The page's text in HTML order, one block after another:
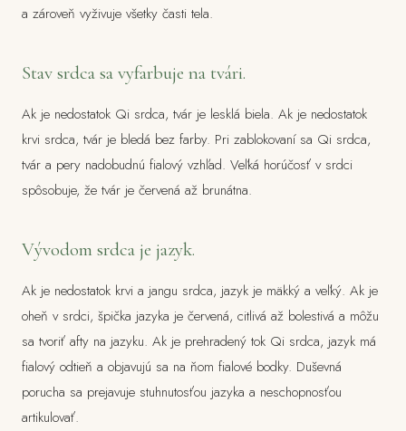
a zároveň vyživuje všetky časti tela.
Stav srdca sa vyfarbuje na tvári.
Ak je nedostatok Qi srdca, tvár je lesklá biela. Ak je nedostatok
krvi srdca, tvár je bledá bez farby. Pri zablokovaní sa Qi srdca,
tvár a pery nadobudnú fialový vzhľad. Veľká horúčosť v srdci
spôsobuje, že tvár je červená až brunátna.
Vývodom srdca je jazyk.
Ak je nedostatok krvi a jangu srdca, jazyk je mäkký a veľký. Ak je
oheň v srdci, špička jazyka je červená, citlivá až bolestivá a môžu
sa tvoriť afty na jazyku. Ak je prehradený tok Qi srdca, jazyk má
fialový odtieň a objavujú sa na ňom fialové bodky. Duševná
porucha sa prejavuje stuhnutosťou jazyka a neschopnosťou
artikulovať.